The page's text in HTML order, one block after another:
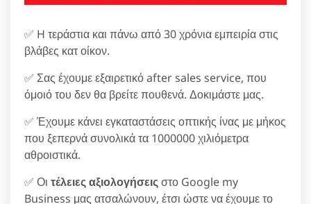
✅ H τεράστια και πάνω από 30 χρόνια εμπειρία στις
βλάβες κατ οίκον.
✅ Σας έχουμε εξαιρετικό after sales service, που
όμοιό του δεν θα βρείτε πουθενά. Δοκιμάστε μας.
✅ Έχουμε κάνει εγκαταστάσεις οπτικής ίνας με μήκος
που ξεπερνά συνολικά τα 1000000 χιλιόμετρα
αθροιστικά.
✅ Οι τέλειες αξιολογήσειςστο Google my
Business μας ατσαλώνουν, έτσι ώστε να έχουμε το